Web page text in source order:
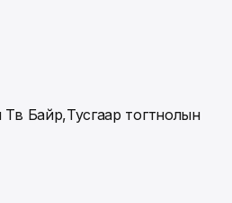
Байр,Тусгаар тогтнолын